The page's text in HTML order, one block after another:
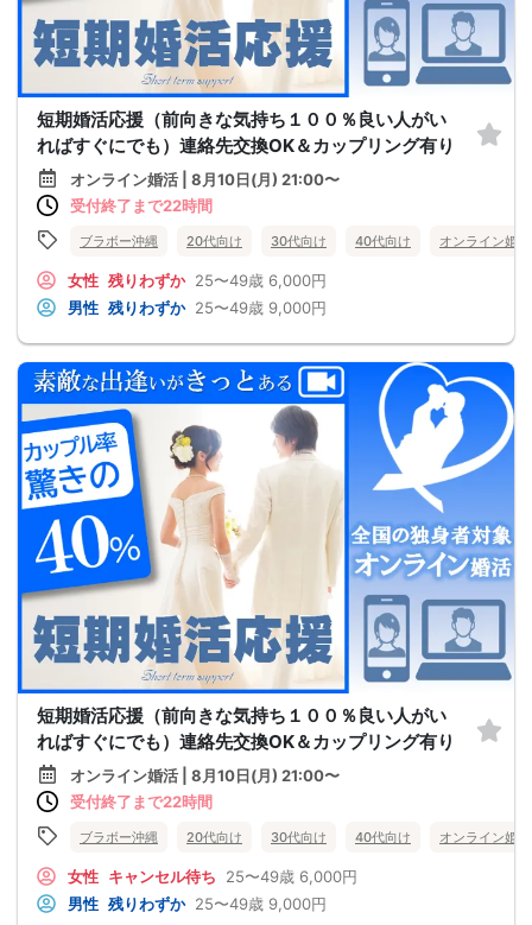
短期婚活応援（前向きな気持ち１００％良い人がい
ればすぐにでも）連絡先交換OK＆カップリング有り
オンライン婚活 | 8月10日(月) 21:00〜
受付終了まで22時間
ブラボー沖縄 20代向け 30代向け 40代向け オンライン婚活
女性 残りわずか 25〜49歳 6,000円
男性 残りわずか 25〜49歳 9,000円
短期婚活応援（前向きな気持ち１００％良い人がい
ればすぐにでも）連絡先交換OK＆カップリング有り
オンライン婚活 | 8月10日(月) 21:00〜
受付終了まで22時間
ブラボー沖縄 20代向け 30代向け 40代向け オンライン婚活
女性 キャンセル待ち 25〜49歳 6,000円
男性 残りわずか 25〜49歳 9,000円